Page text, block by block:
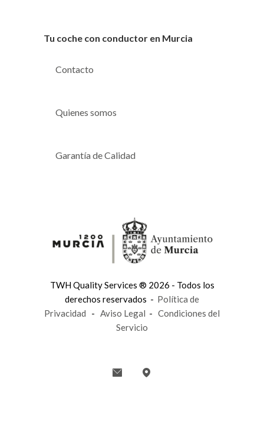
Tu coche con conductor en Murcia
Contacto
Quienes somos
Garantía de Calidad
TWH Quality Services ® 2026 - Todos los
derechos reservados - Política de
Privacidad - Aviso Legal - Condiciones del
Servicio